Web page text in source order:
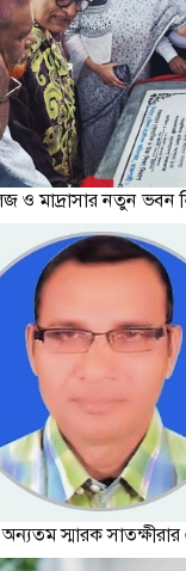
ও মাদ্রাসার নতুন ভবন
স্মারক সাতক্ষীরার